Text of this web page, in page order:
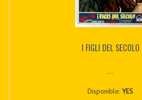
I FIGLI DEL SECOLO
...
Disponible:YES